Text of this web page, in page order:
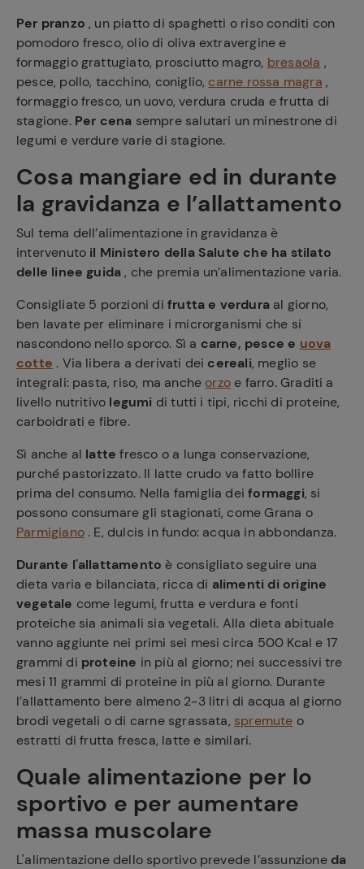
Per pranzo , un piatto di spaghetti o riso conditi con
pomodoro fresco, olio di oliva extravergine e
formaggio grattugiato, prosciutto magro, bresaola ,
pesce, pollo, tacchino, coniglio, carne rossa magra ,
formaggio fresco, un uovo, verdura cruda e frutta di
stagione. Per cena sempre salutari un minestrone di
legumi e verdure varie di stagione.
Cosa mangiare ed in durante
la gravidanza e l’allattamento
Sul tema dell’alimentazione in gravidanza è
intervenuto il Ministero della Salute che ha stilato
delle linee guida, che premia un’alimentazione varia.
Consigliate 5 porzioni di frutta e verdura al giorno,
ben lavate per eliminare i microrganismi che si
nascondono nello sporco. Sì a carne, pesce e uova
cotte . Via libera a derivati dei cereali, meglio se
integrali: pasta, riso, ma anche orzo e farro. Graditi a
livello nutritivo legumi di tutti i tipi, ricchi di proteine,
carboidrati e fibre.
Sì anche al latte fresco o a lunga conservazione,
purché pastorizzato. Il latte crudo va fatto bollire
prima del consumo. Nella famiglia deiformaggi, si
possono consumare gli stagionati, come Grana o
Parmigiano. E, dulcis in fundo: acqua in abbondanza.
Durante l'allattamento è consigliato seguire una
dieta varia e bilanciata, ricca di alimenti di origine
vegetale come legumi, frutta e verdura e fonti
proteiche sia animali sia vegetali. Alla dieta abituale
vanno aggiunte nei primi sei mesi circa 500 Kcal e 17
grammi di proteine in più al giorno; nei successivi tre
mesi 11 grammi di proteine in più al giorno. Durante
l’allattamento bere almeno 2-3 litri di acqua al giorno
brodi vegetali o di carne sgrassata, spremute o
estratti di frutta fresca, latte e similari.
Quale alimentazione per lo
sportivo e per aumentare
massa muscolare
L'alimentazione dello sportivo prevede l’assunzione da
Ricette